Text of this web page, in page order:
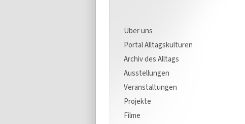
Über uns
Portal Alltagskulturen
Archiv des Alltags
Ausstellungen
Veranstaltungen
Projekte
Filme